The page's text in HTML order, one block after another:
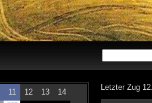
11 12 13
14
Letzter Zug